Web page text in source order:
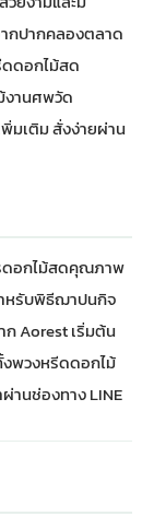
กปากคลองตลาด
ดอกไม้สด
งานศพวัด
มเติม สั่งง่ายผ่าน
ดอกไม้สดคุณภาพ
หรับพิธีฌาปนกิจ
Aorest เริ่มต้น
พวงหรีดดอกไม้
านช่องทาง LINE